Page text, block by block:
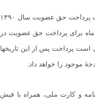
از آنجا که اعلام این امر به دلیل تأخیر در راه اندازی پایگاه اینترنتی انجمن به تعویق افتاد، مهلت پرداخت حق عضویت سال ۱۳۹۰
نمایید. از سال بعد، آبان ماه برای پرداخت حق عضویت در
است پرداخت پس از این تاریخها
موجود را خواهد داد.
یک قطعه عکس رنگی ۴×۳، فتوکپی شناسنامه و کارت ملی، همراه با فیش
5+
فراخوان مقاله